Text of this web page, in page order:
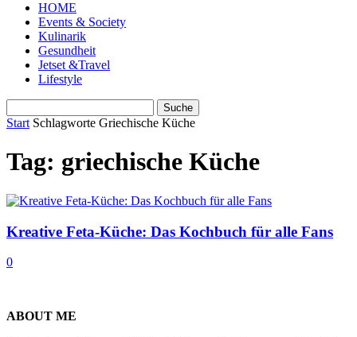
HOME
Events & Society
Kulinarik
Gesundheit
Jetset &Travel
Lifestyle
Start Schlagworte Griechische Küche
Tag: griechische Küche
Kreative Feta-Küche: Das Kochbuch für alle Fans
0
ABOUT ME